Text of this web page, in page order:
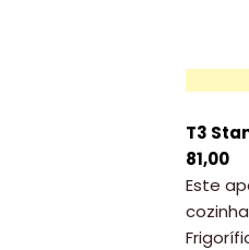
💬
T3
81,00
Este